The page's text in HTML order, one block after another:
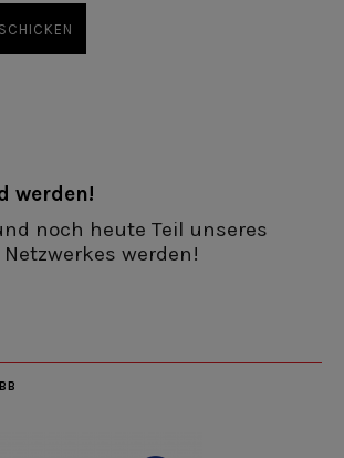
werden!
noch heute Teil unseres
werden!